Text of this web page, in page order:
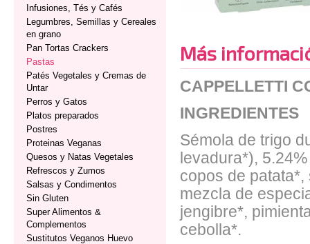
Infusiones, Tés y Cafés
Legumbres, Semillas y Cereales
en grano
Pan Tortas Crackers
Pastas
Patés Vegetales y Cremas de
Untar
Perros y Gatos
Platos preparados
Postres
Proteinas Veganas
Quesos y Natas Vegetales
Refrescos y Zumos
Salsas y Condimentos
Sin Gluten
Super Alimentos &
Complementos
Sustitutos Veganos Huevo
Más
CAPPELLETTI
INGREDIENTES
Sémola de trigo
levadura*),
copos de
mezcla de
jengibre*,
cebolla*.